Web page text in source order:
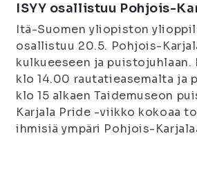
ISYY osallistuu Pohjois-
Itä-Suomen yliopiston
osallistuu 20.5. Pohjois-
kulkueeseen ja puistojuhlaan.
klo 14.00 rautatieasemalta ja
klo 15 alkaen Taidemuseon
Karjala Pride -viikko kokoaa
ihmisiä ympäri Pohjois-